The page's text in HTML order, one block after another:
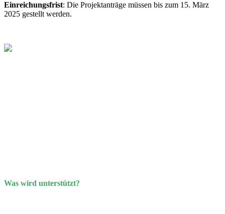
Einreichungsfrist: Die Projektanträge müssen bis zum 15. März
2025 gestellt werden.
Was wird unterstützt?